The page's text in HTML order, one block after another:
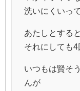
洗いにくいっ
あたしとする
それにしても4
いつもは賢そ
んが